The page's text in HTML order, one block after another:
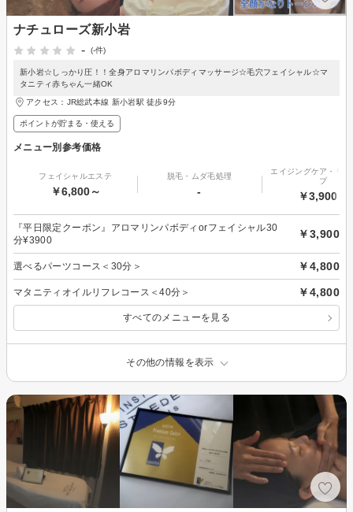
ナチュローズ新小岩
-
(-件)
新小岩☆しっかり圧！！全身アロマリンパボディマッサージ☆毛穴フェイシャル☆マ
タニティ赤ちゃん一緒OK
アクセス：JR総武本線 新小岩駅 徒歩9分
ポイントが貯まる・使える
メニュー別参考価格
フェイシャルエステ
￥6,800～
脱毛・ムダ毛処理
-
エイジングケア・リ
プ
￥3,900～
『平日限定クーポン』アロマリンパボディorフェイシャル30
分¥3900
￥3,900
選べるパーツコース＜30分＞ ￥4,800
マタニティオイルリフレコース＜40分＞ ￥4,800
すべてのメニューを見る
その他の情報を表示